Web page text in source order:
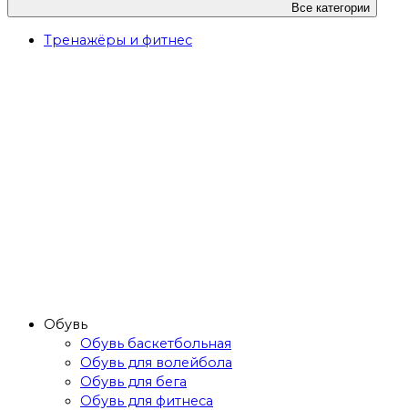
Все категории
Тренажёры и фитнес
Обувь
Обувь баскетбольная
Обувь для волейбола
Обувь для бега
Обувь для фитнеса